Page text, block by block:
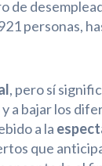
de
personas,
, pero sí
a bajar los
a la
que